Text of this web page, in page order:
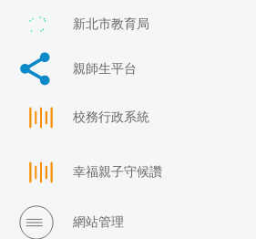
新北市教育局
親師生平台
校務行政系統
幸福親子守候讚
網站管理